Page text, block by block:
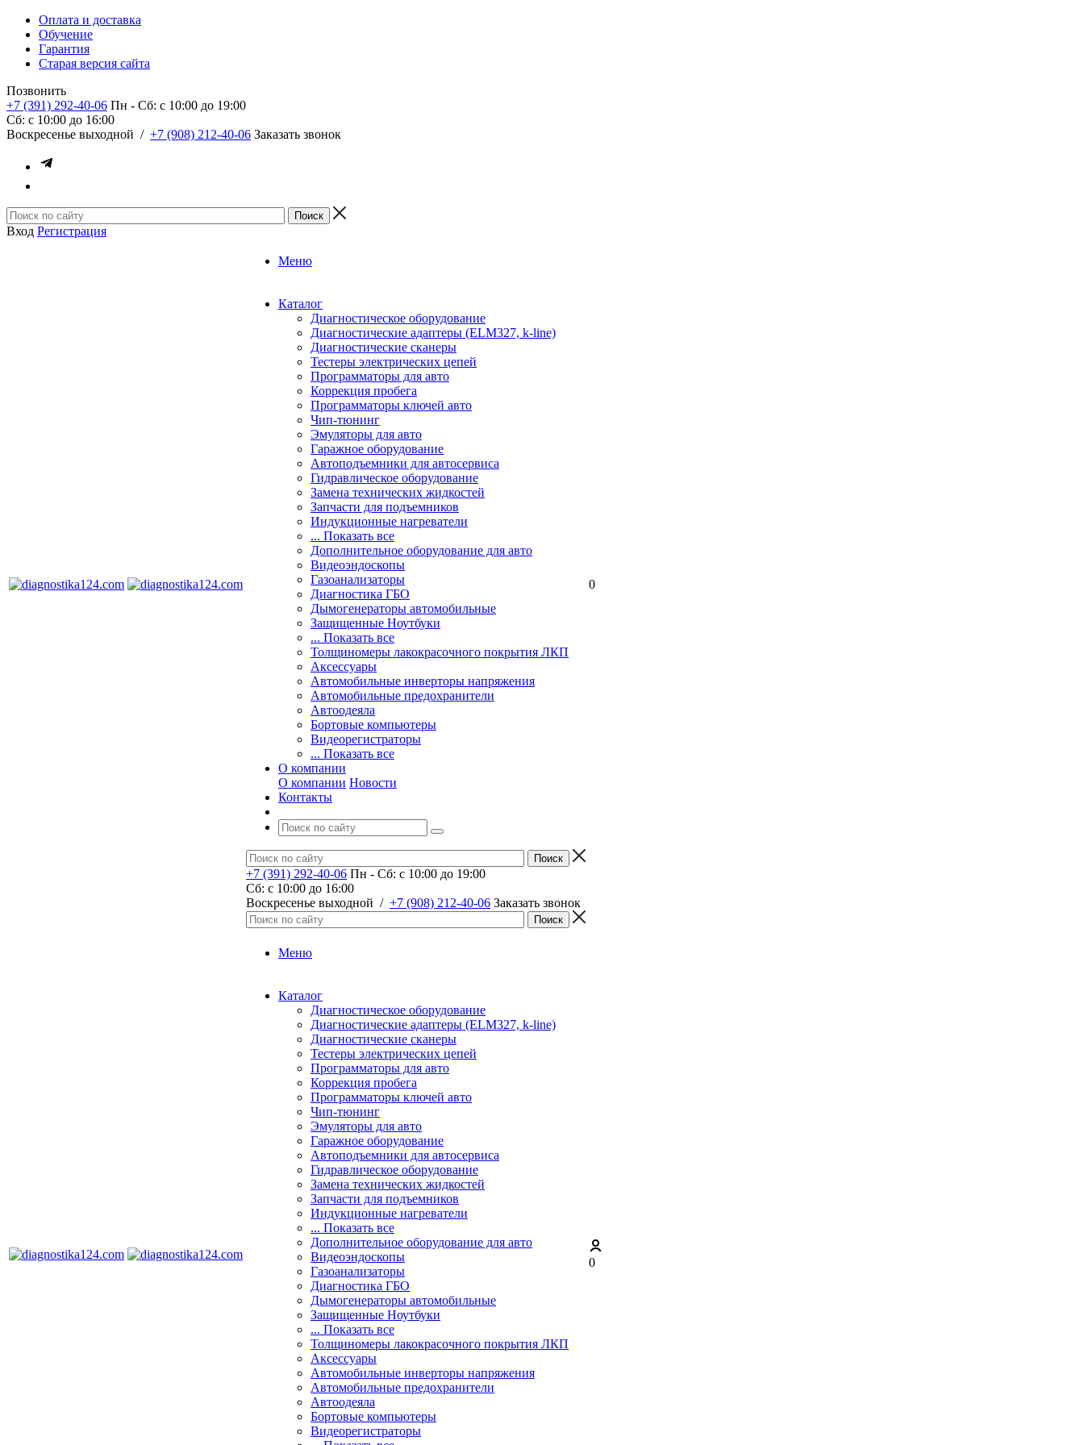
Оплата и доставка
Обучение
Гарантия
Старая версия сайта
Позвонить
+7 (391) 292-40-06 Пн - Сб: c 10:00 до 19:00
Сб: c 10:00 до 16:00
​Воскресенье выходной / +7 (908) 212-40-06 Заказать звонок
Вход Регистрация
Меню
Каталог
Диагностическое оборудование
Диагностические адаптеры (ELM327, k-line)
Диагностические сканеры
Тестеры электрических цепей
Программаторы для авто
Коррекция пробега
Программаторы ключей авто
Чип-тюнинг
Эмуляторы для авто
Гаражное оборудование
Автоподъемники для автосервиса
Гидравлическое оборудование
Замена технических жидкостей
Запчасти для подъемников
Индукционные нагреватели
... Показать все
Дополнительное оборудование для авто
Видеоэндоскопы
Газоанализаторы
Диагностика ГБО
Дымогенераторы автомобильные
Защищенные Ноутбуки
... Показать все
Толщиномеры лакокрасочного покрытия ЛКП
Аксессуары
Автомобильные инверторы напряжения
Автомобильные предохранители
Автоодеяла
Бортовые компьютеры
Видеорегистраторы
... Показать все
О компании
О компании Новости
Контакты
+7 (391) 292-40-06 Пн - Сб: c 10:00 до 19:00
Сб: c 10:00 до 16:00
​Воскресенье выходной / +7 (908) 212-40-06 Заказать звонок
0
Меню
Каталог
Диагностическое оборудование
Диагностические адаптеры (ELM327, k-line)
Диагностические сканеры
Тестеры электрических цепей
Программаторы для авто
Коррекция пробега
Программаторы ключей авто
Чип-тюнинг
Эмуляторы для авто
Гаражное оборудование
Автоподъемники для автосервиса
Гидравлическое оборудование
Замена технических жидкостей
Запчасти для подъемников
Индукционные нагреватели
... Показать все
Дополнительное оборудование для авто
Видеоэндоскопы
Газоанализаторы
Диагностика ГБО
Дымогенераторы автомобильные
Защищенные Ноутбуки
... Показать все
Толщиномеры лакокрасочного покрытия ЛКП
Аксессуары
Автомобильные инверторы напряжения
Автомобильные предохранители
Автоодеяла
Бортовые компьютеры
Видеорегистраторы
0